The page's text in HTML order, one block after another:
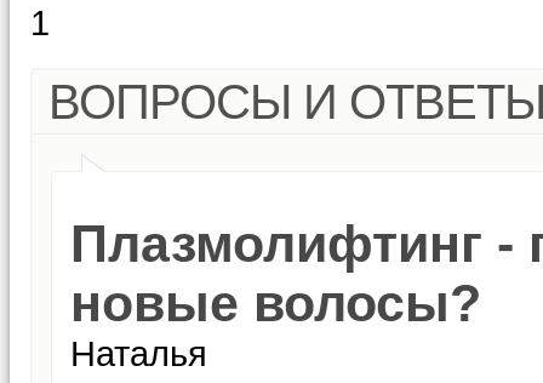
1
ВОПРОСЫ И
Плазмолифтинг -
новые волосы?
Наталья